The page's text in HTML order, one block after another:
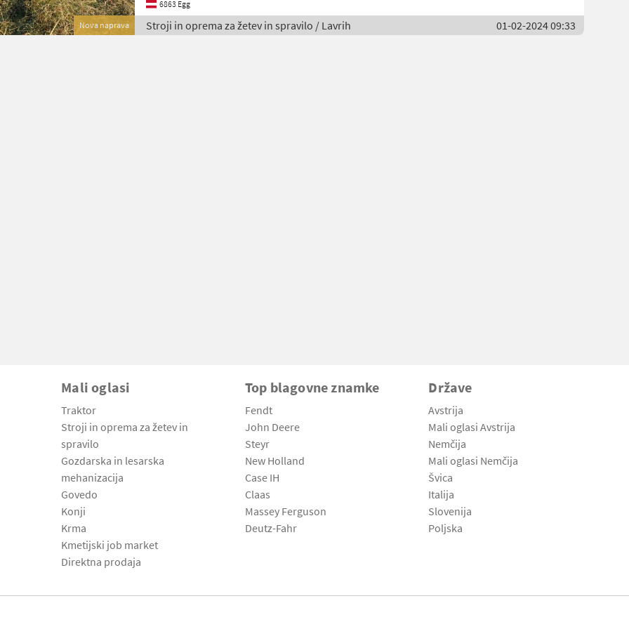
Nova naprava
6863 Egg
Stroji in oprema za žetev in spravilo / Lavrih 01-02-2024 09:33
Mali oglasi
Traktor
Stroji in oprema za žetev in
spravilo
Gozdarska in lesarska
mehanizacija
Govedo
Konji
Krma
Kmetijski job market
Direktna prodaja
Top blagovne znamke
Fendt
John Deere
Steyr
New Holland
Case IH
Claas
Massey Ferguson
Deutz-Fahr
Države
Avstrija
Mali oglasi Avstrija
Nemčija
Mali oglasi Nemčija
Švica
Italija
Slovenija
Poljska